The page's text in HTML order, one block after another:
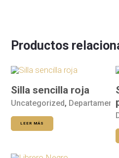
Productos
Silla sencilla roja
Uncategorized,
LEER MÁS